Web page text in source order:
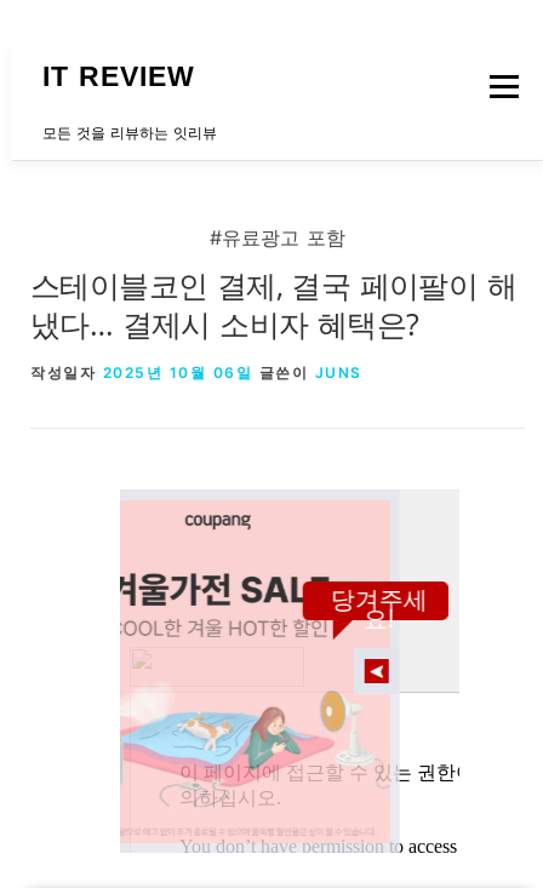
IT REVIEW
모든 것을 리뷰하는 잇리뷰
메뉴
#유료광고 포함
스테이블코인 결제, 결국 페이팔이 해
냈다… 결제시 소비자 혜택은?
작성일자 2025년 10월 06일 글쓴이 JUNS
당겨주세
요!